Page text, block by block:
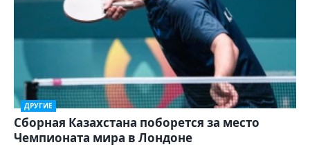
ДРУГИЕ
Сборная Казахстана поборется за место
Чемпионата мира в Лондоне